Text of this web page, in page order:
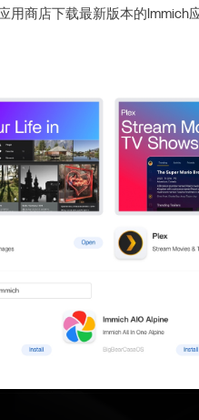
用商店下载最新版本的